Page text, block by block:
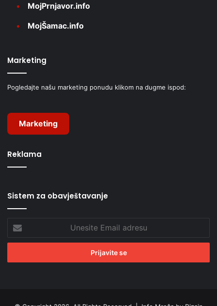
MojPrnjavor.info
MojŠamac.info
Marketing
Pogledajte našu marketing ponudu klikom na dugme ispod:
Marketing
Reklama
Sistem za obavještavanje
Email
adresu